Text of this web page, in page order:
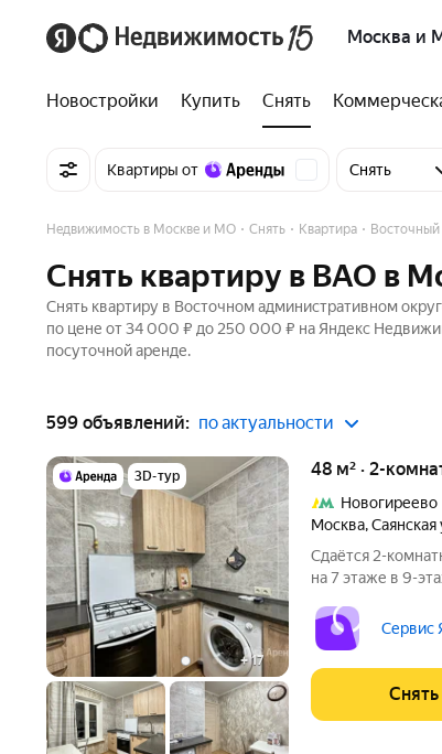
Москва и
Новостройки Купить Снять
Квартиры от Снять
Недвижимость в Москве и МО Снять Квартира Восточный
Снять квартиру в ВАО в
Снять квартиру в Восточном административном
по цене от 34 000 ₽ до 250 000 ₽ на Яндекс
посуточной аренде.
599 объявлений: по актуальности
3D-тур
+17
48 м² · 2-
Новогиреево
Москва,Саянская
Сдаётся 2-
на 7 этаже в 9-
Пылесос Дом -
Сервис
Снять